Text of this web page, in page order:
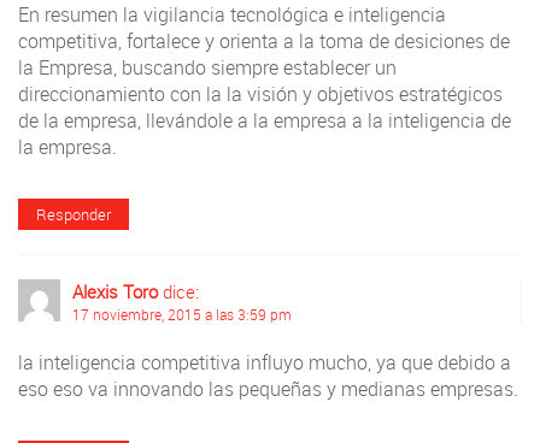
En resumen la vigilancia tecnológica e inteligencia
competitiva, fortalece y orienta a la toma de desiciones de
la Empresa, buscando siempre establecer un
direccionamiento con la la visión y objetivos estratégicos
de la empresa, llevándole a la empresa a la inteligencia de
la empresa.
Responder
Alexis Toro dice:
17 noviembre, 2015 a las 3:59 pm
la inteligencia competitiva influyo mucho, ya que debido a
eso eso va innovando las pequeñas y medianas empresas.